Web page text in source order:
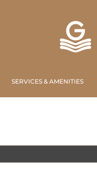
SERVICES & AMENITIES